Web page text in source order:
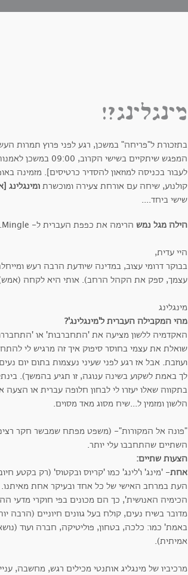
מינגלינג?!
בתזכורת ל"פריחה" במשכן, רגע לפני פרוץ תמרות
המפגש שיתקיים
לעבור בכניסה למוזאון להסדיר כרטיסים]. מזמינה
קולנוע, שיחה עם אורחת צעירה ומוכשרת ומינגלינג
שישי ביחד....
הילה מגל נמש הרימה את כפפת העברית ל- Mingle. חקרה ובדקה וכך היא כתבה:
היי עדית,
בבוקר דרומי עצוב, במדינה שיודעת הרבה רעש
עצמך, ספק את הקהל הרחב). אותי היא לקחה
מינגלינג
מהי המקבילה העברית ל'מינגלינג'?
האקדמיה ללשון מציעה את 'התחברבות' או
שואלת את עצמי בחוסר סיפוק איך זה מרגיש לי
ועוזבת. אבל אז רגע לפני שעיני נעצמות בתום יום
לך באמת לשקוע בשינה ענוגה, זו תגיע בהמשך).
בתקווה שאלו יעזרו לי לבחון חלופה עברית או
הלשון ומזמין ל...שיח מסוג מאד מסוים.
"פונה אל המקורות"- (משפט מפתח שמבשר חקר
השתיים שהתחבבו עלי יותר.
הצעות שתיים:
אחת- 'מינג' ו'לינג' כמו 'קריוס ובקטוס' (רק בקטע
העת במרחב האישי של כל אחד ובעיקר אחת
הכימיה האנושית', כך הם מכונים בפי חוקרי מדעי
מדובר בשיח נעים, קולח בעל גוונים חיוניים
באמת' כמו: כלכה, בטחון, פוליטיקה, חברה ועוד
אמיתית).
מרכיביו של מינגליג אותנטי מכילים רגש, מחשבה,